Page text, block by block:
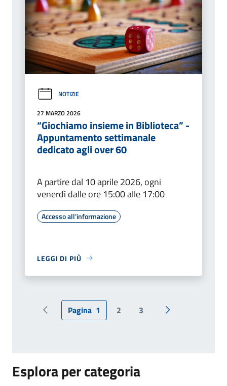
NOTIZIE
27 MARZO 2026
“Giochiamo insieme in Biblioteca” -
Appuntamento settimanale
dedicato agli over 60
A partire dal 10 aprile 2026, ogni
venerdì dalle ore 15:00 alle 17:00
Accesso all'informazione
LEGGI DI PIÙ
Pagina precedente
Pagina 1 2 3 Pagina
Esplora per categoria